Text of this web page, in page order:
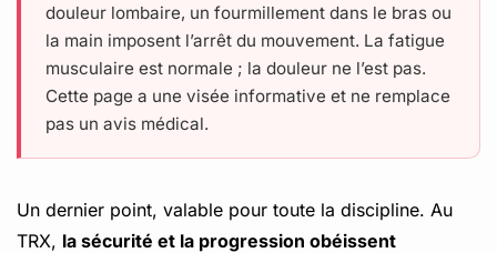
douleur lombaire, un fourmillement dans le bras ou
la main imposent l’arrêt du mouvement. La fatigue
musculaire est normale ; la douleur ne l’est pas.
Cette page a une visée informative et ne remplace
pas un avis médical.
Un dernier point, valable pour toute la discipline. Au
TRX, la sécurité et la progression obéissent